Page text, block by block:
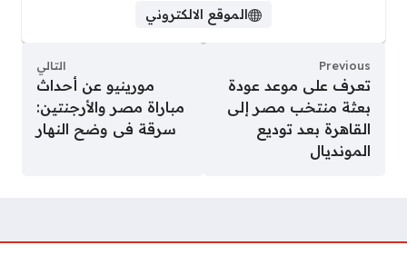
الموقع الالكتروني
Previous
تعرف على موعد عودة
بعثة منتخب مصر إلى
القاهرة بعد توديع
المونديال
التالي
مورينيو عن أحداث
مباراة مصر والأرجنتين:
سرقة فى وضح النهار